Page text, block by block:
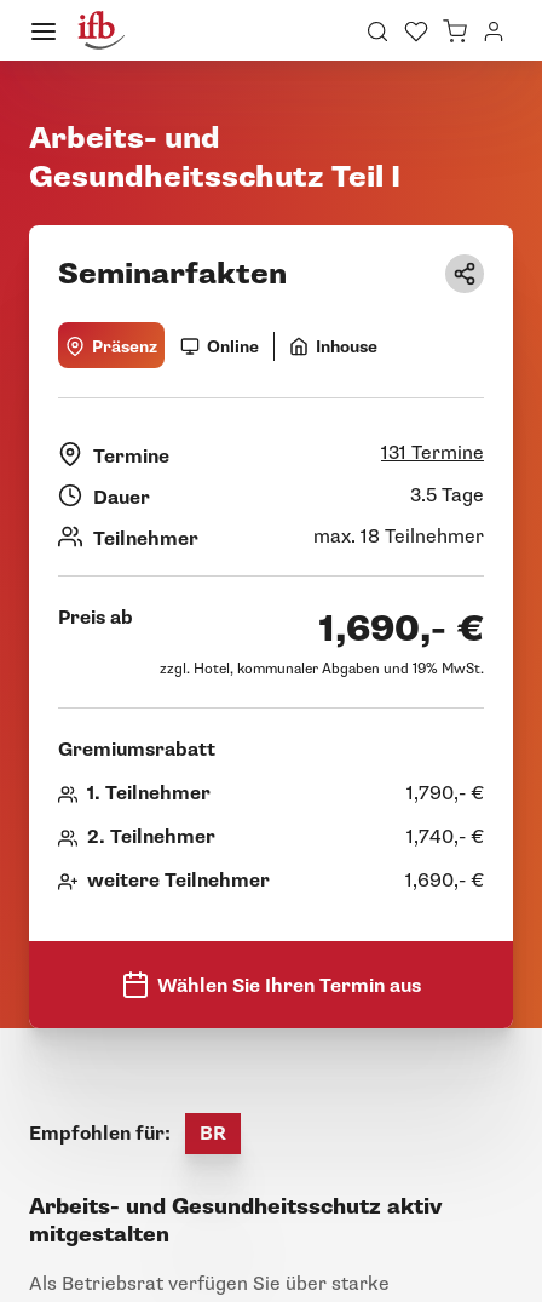
Arbeits- und
Gesundheitsschutz Teil I
Seminarfakten
Präsenz Online Inhouse
Termine
131 Termine
Dauer
3.5 Tage
Teilnehmer
max. 18 Teilnehmer
Preis ab 1,690,- €
zzgl. Hotel, kommunaler Abgaben und 19% MwSt.
Gremiumsrabatt
1. Teilnehmer
1,790,- €
2. Teilnehmer
1,740,- €
weitere Teilnehmer
1,690,- €
Wählen Sie Ihren Termin aus
Empfohlen für: BR
Arbeits- und Gesundheitsschutz aktiv
mitgestalten
Als Betriebsrat verfügen Sie über starke